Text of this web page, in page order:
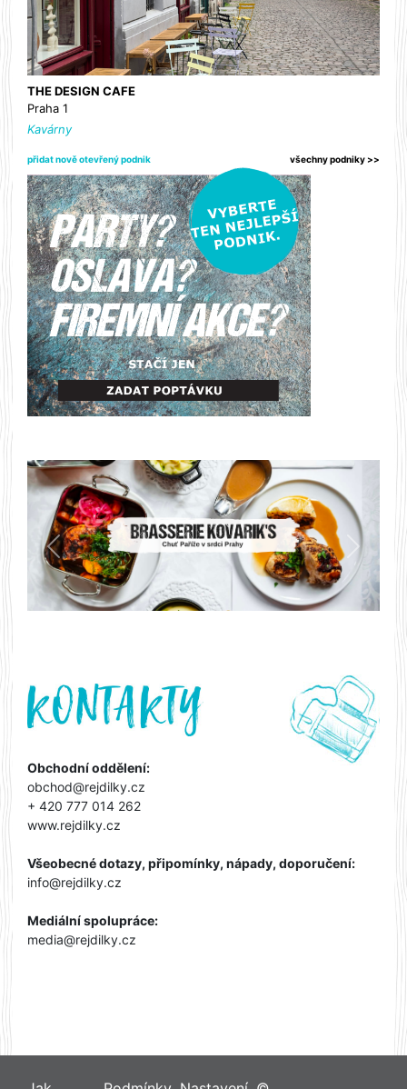
THE DESIGN CAFE
Praha 1
Kavárny
přidat nově otevřený podnik všechny podniky >>
Předchozí Další
Obchodní oddělení:
obchod@rejdilky.cz
+ 420 777 014 262
www.rejdilky.cz
Všeobecné dotazy, připomínky, nápady, doporučení:
info@rejdilky.cz
Mediální spolupráce:
media@rejdilky.cz